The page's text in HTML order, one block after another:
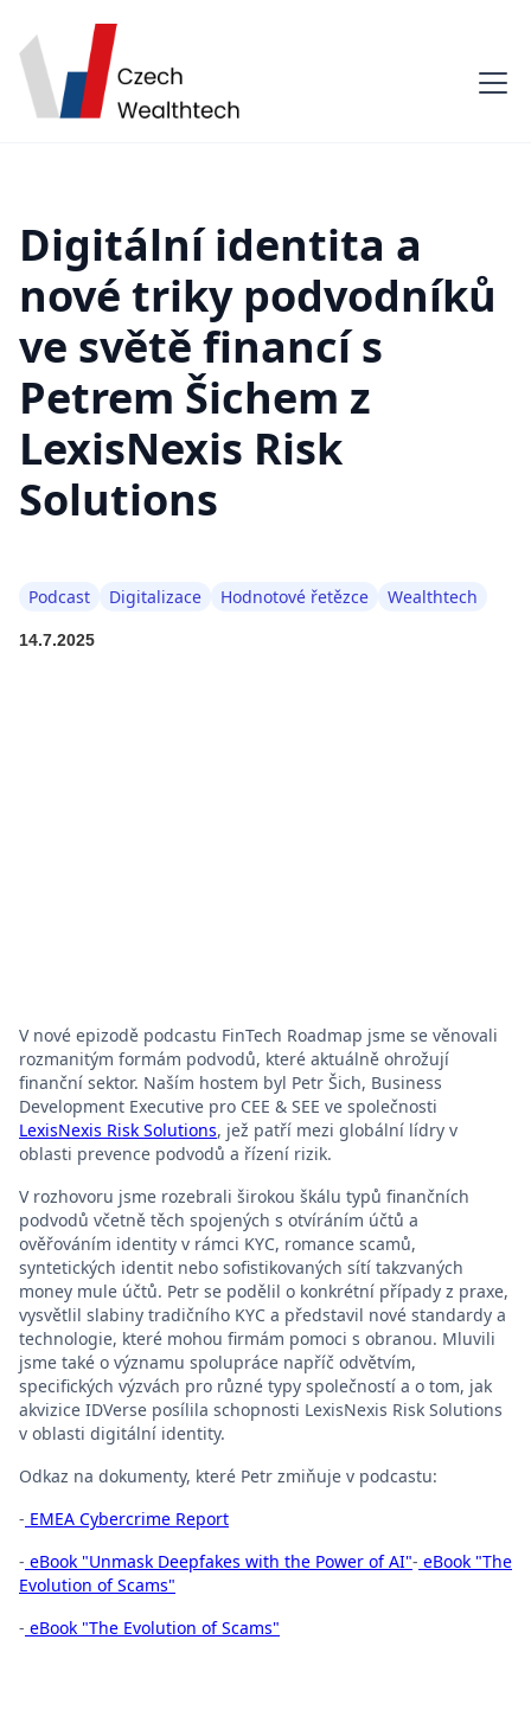
Digitální identita a
nové triky podvodníků
ve světě financí s
Petrem Šichem z
LexisNexis Risk
Solutions
Podcast Digitalizace Hodnotové řetězce Wealthtech
14.7.2025
V nové epizodě podcastu FinTech Roadmap jsme se věnovali
rozmanitým formám podvodů, které aktuálně ohrožují
finanční sektor. Naším hostem byl Petr Šich, Business
Development Executive pro CEE & SEE ve společnosti
⁠LexisNexis Risk Solutions⁠, jež patří mezi globální lídry v
oblasti prevence podvodů a řízení rizik.
V rozhovoru jsme rozebrali širokou škálu typů finančních
podvodů včetně těch spojených s otvíráním účtů a
ověřováním identity v rámci KYC, romance scamů,
syntetických identit nebo sofistikovaných sítí takzvaných
money mule účtů. Petr se podělil o konkrétní případy z praxe,
vysvětlil slabiny tradičního KYC a představil nové standardy a
technologie, které mohou firmám pomoci s obranou. Mluvili
jsme také o významu spolupráce napříč odvětvím,
specifických výzvách pro různé typy společností a o tom, jak
akvizice IDVerse posílila schopnosti LexisNexis Risk Solutions
v oblasti digitální identity.
Odkaz na dokumenty, které Petr zmiňuje v podcastu:
- ⁠EMEA Cybercrime Report⁠
- ⁠eBook "Unmask Deepfakes with the Power of AI"⁠- ⁠eBook "The
Evolution of Scams"⁠
- ⁠eBook "The Evolution of Scams"⁠